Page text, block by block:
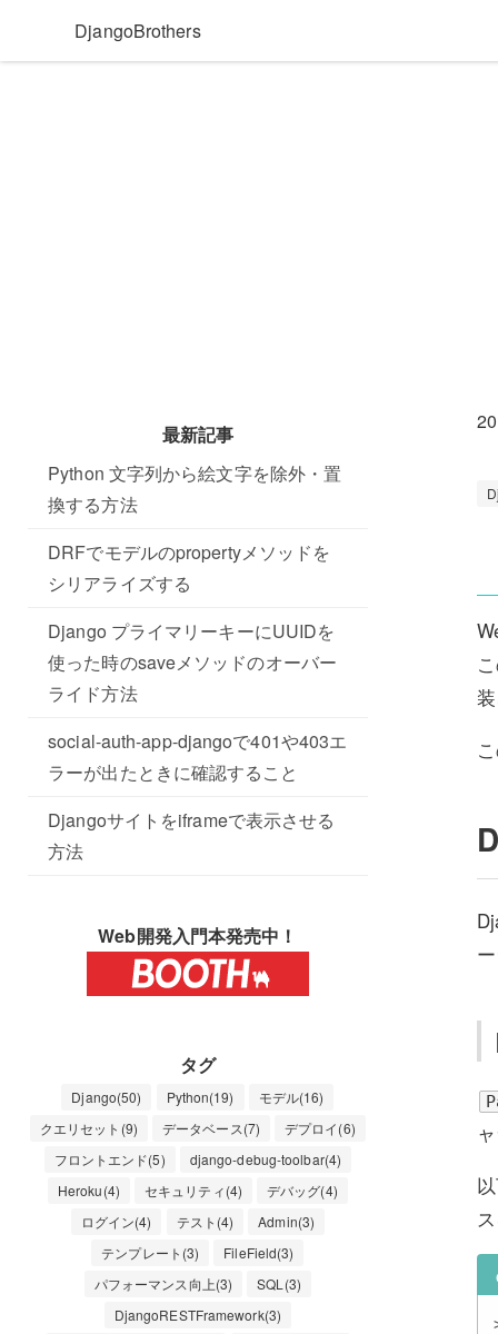
DjangoBrothers
最新記事
Python 文字列から絵文字を除外・置
換する方法
DRFでモデルのpropertyメソッドを
シリアライズする
Django プライマリーキーにUUIDを
使った時のsaveメソッドのオーバー
ライド方法
social-auth-app-djangoで401や403エ
ラーが出たときに確認すること
Djangoサイトをiframeで表示させる
方法
Web開発入門本発売中！
タグ
Django(50) Python(19)
モデル(16)
クエリセット(9)
データベース(7)
デプロイ(6)
フロントエンド(5)
django-debug-toolbar(4)
Heroku(4)
セキュリティ(4)
デバッグ(4)
ログイン(4)
テスト(4)
Admin(3)
テンプレート(3)
FileField(3)
パフォーマンス向上(3)
SQL(3)
DjangoRESTFramework(3)